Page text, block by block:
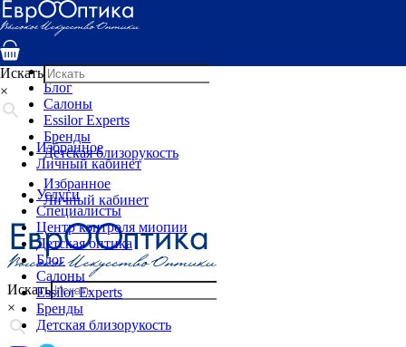
Услуги
Специалисты
Детская оптика
Блог
Салоны
Essilor Experts
Бренды
Детская близорукость
Избранное
Личный кабинет
Искать
×
Искать
×
Избранное
Личный кабинет
Услуги
Специалисты
Центр контроля миопии
Детская оптика
Блог
Салоны
Essilor Experts
Бренды
Детская близорукость